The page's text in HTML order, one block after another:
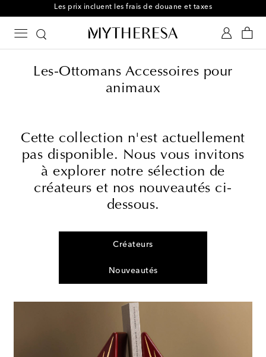
Les prix incluent les frais de douane et taxes
Les-Ottomans Accessoires pour
animaux
Cette collection n'est actuellement
pas disponible. Nous vous invitons
à explorer notre sélection de
créateurs et nos nouveautés ci-
dessous.
Créateurs
Nouveautés